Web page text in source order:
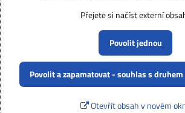
Přejete si načíst externí
Povolit jednou
Povolit a zapamatovat - souhlas s
Otevřít obsah v novém